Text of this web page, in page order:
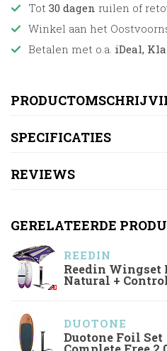
Tot 30 dagen ruilen of
Winkel aan het
Betalen met o.a. iDeal,
SPECIFICATIES
REVIEWS
GERELATEERDE
REEDIN
Reedin Wingset
Natural +
DUOTONE
Duotone Foil Set